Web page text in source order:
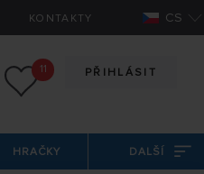
KONTAKTY CS
PŘIHLÁSIT
11
HRAČKY DALŠÍ